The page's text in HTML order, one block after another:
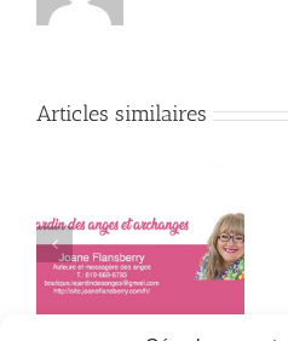
Articles similaires
Horoscope angélique
mensuelle